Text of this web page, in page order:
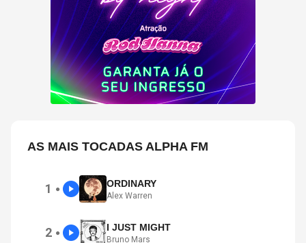
AS MAIS TOCADAS ALPHA FM
1 ● ORDINARY
Alex Warren
2 ● I JUST MIGHT
Bruno Mars